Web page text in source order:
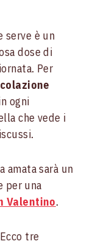
è un
dose di
Per
colazione
ogni
che vede i
amata sarà un
per una
Valentino.
tre